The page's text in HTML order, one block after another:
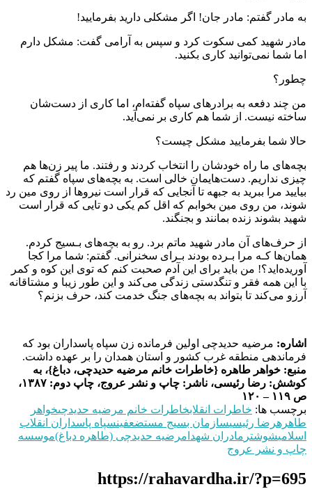
به مادر گفتم: مادر جان! اگر مشکلی دارید بفرمایید!
مادر شهید کمی سکوت کرد و سپس به آرامی گفت: مشکل دارم
اما شما نمی‌توانید کاری بکنید.
چطور؟
من چند دفعه به برادرهای سپاه گفته‌ام، اما کاری از دست‌شان
ساخته نیست. از شما هم کاری بر نمی‌آید.
حالا شما بفرمایید مشکل چیست؟
بچه‌های ما راه خودشان را انتخاب کردند و رفتند. ما پیر زن‌ها هم
چیزی نداریم. دست‌هایمان خالی است. به بچه‌های سپاه گفتم که
بیایید مرا ببرید به جبهه تا آنجایی که قرار است نیروها از روی مین رد
شوند، من روی مین بخوابم که اقل کم یکی دو تایی که قرار است
شهید بشوند زنده بمانند و بجنگند.
از حرف‌های آن مادر شهید ماتم برد. رو به بچه‌های بـسیج کردم.
همان‌ها کـه مرا بـرده بودند بـرای سخنرانی. گفتم: شما مرا کجا
آوریده‌اید؟! من باید برای این آدم صحبت کنم که توی این کوه و کمر
با این همه فقر و تنگدستی زندگی می‌کند و این طور زیبا و مشتاقانه
آرزو می‌کند تا بتواند به بچه‌های جنگ خدمت کند، حرف بزنم؟
اشاره: مرضیه حدیدچی اولین فرمانده زن سپاه پاسداران بود که
فرماندهی منطقه غرب کشور و استان همدان را بر عهده داشت.
منبع: خواهر طاهره {خاطرات خانم مرضیه حدیدچی، دباغ}، به
کوشش: رضا رئیسی، ناشر: چاپ و نشر عروج، چاپ دوم: ۱۳۸۷،
ص ۱۱۹ – ۱۲۰
برچسب ها: خاطرات انقلابخاطرات خانم مرضیه حدیدچیخواهر
طاهرهرضا رئيسیسازمان بسیج مستضعفینسپاه پاسداران انقلاب
اسلامیشوشتر مادران شهدا مرضیه حدیدچی (طاهره دباغ)موسسه
چاپ و نشر عروج
https://rahavardha.ir/?p=695